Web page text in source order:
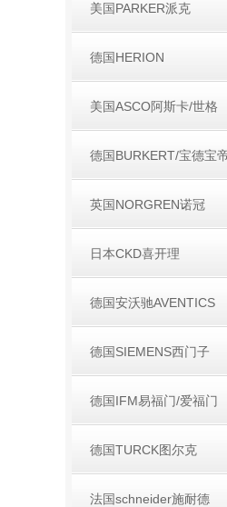
美国PARKER派克
德国HERION
美国ASCO阿斯卡/世格
德国BURKERT/宝德宝
英国NORGREN诺冠
日本CKD喜开理
德国安沃驰AVENTICS
德国SIEMENS西门子
德国IFM易福门/爱福门
德国TURCK图尔克
法国schneider施耐德